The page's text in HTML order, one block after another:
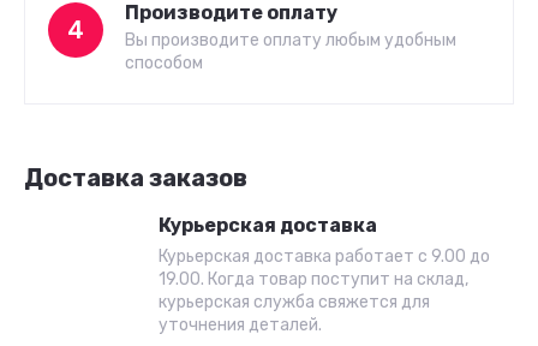
4
Производите оплату
Вы производите оплату любым удобным
способом
Доставка заказов
Курьерская доставка
Курьерская доставка работает с 9.00 до
19.00. Когда товар поступит на склад,
курьерская служба свяжется для
уточнения деталей.